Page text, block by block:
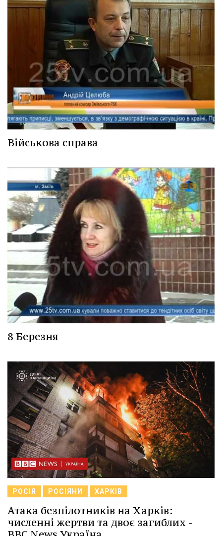
Військова справа
8 Березня
РОСІЯ РОСІЯНИ ХАРКІВ
Атака безпілотників на Харків:
численні жертви та двоє загиблих -